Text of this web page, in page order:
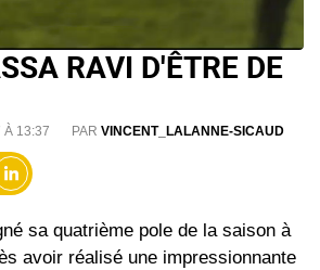
RAVI D'ÊTRE DE
À 13:37 PAR VINCENT_LALANNE-SICAUD
sa quatrième pole de la saison à
avoir réalisé une impressionnante